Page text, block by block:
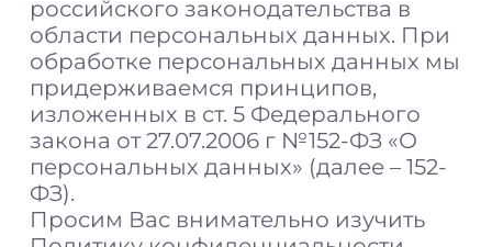
российского законодательства в
области персональных данных. При
обработке персональных данных мы
придерживаемся принципов,
изложенных в ст. 5 Федерального
закона от 27.07.2006 г №152-ФЗ «О
персональных данных» (далее – 152-
ФЗ).
Просим Вас внимательно изучить